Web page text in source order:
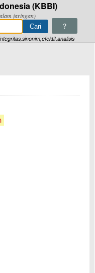
(KBBI)
jaringan)
?